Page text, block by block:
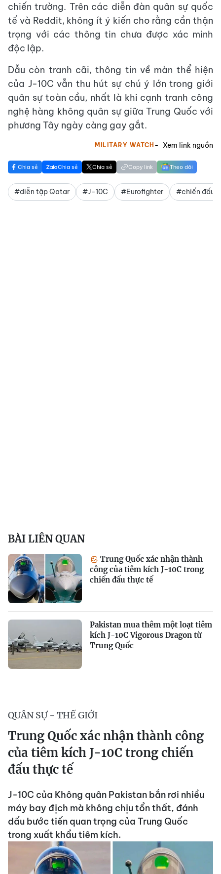
chiến trường. Trên các diễn đàn quân sự quốc
tế và Reddit, không ít ý kiến cho rằng cần thận
trọng với các thông tin chưa được xác minh
độc lập.
Dẫu còn tranh cãi, thông tin về màn thể hiện
của J-10C vẫn thu hút sự chú ý lớn trong giới
quân sự toàn cầu, nhất là khi cạnh tranh công
nghệ hàng không quân sự giữa Trung Quốc với
phương Tây ngày càng gay gắt.
MILITARY WATCH Xem link nguồn
Chia sẻ Chia sẻ Chia sẻ Copy link Theo dõi
#diễn tập Qatar #J-10C #Eurofighter #chiến đấu
BÀI LIÊN QUAN
Trung Quốc xác nhận thành
công của tiêm kích J-10C trong
chiến đấu thực tế
Pakistan mua thêm một loạt tiêm
kích J-10C Vigorous Dragon từ
Trung Quốc
QUÂN SỰ - THẾ GIỚI
Trung Quốc xác nhận thành công
của tiêm kích J-10C trong chiến
đấu thực tế
J-10C của Không quân Pakistan bắn rơi nhiều
máy bay địch mà không chịu tổn thất, đánh
dấu bước tiến quan trọng của Trung Quốc
trong xuất khẩu tiêm kích.